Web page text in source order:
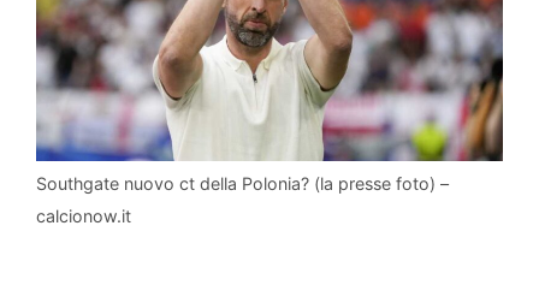
Southgate nuovo ct della Polonia? (la presse foto) –
calcionow.it